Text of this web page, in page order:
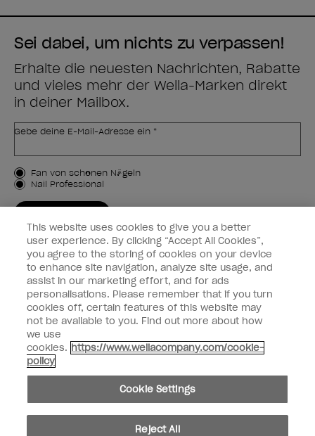
Sei dabei, um nichts zu verpassen!
Erhalte die neuesten Nachrichten, Rabatte
und vieles mehr der Wella-Marken direkt
in deiner Mailbox.
Gebe deine E-Mail-Adresse ein *
Kundenart
Fan von schönen Nägeln
Nail Professional
Kundeninformationen
Vernetzen
facebookinstagram
Teilen oder verkaufen Sie keine persönlichen Informationen.
Kalifornisches Gesetz zur Transparenz in der Lieferkette
© Copyright 2024, Wella Operations US LLC, Alle Rechte vorbehalten.
This website uses cookies to give you a better
user experience. By clicking “Accept All Cookies”,
you agree to the storing of cookies on your device
to enhance site navigation, analyze site usage, and
assist in our marketing effort, and for ads
personalisations. Please remember that if you turn
cookies off, certain features of this website may
not be available to you. Find out more about how
we use
cookies. https://www.wellacompany.com/cookie-
policy
Cookie Settings
Reject All